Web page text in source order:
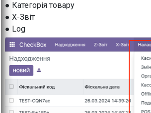
● Категорія товару
● X-Звіт
● Log